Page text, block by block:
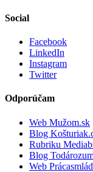
Social
Facebook
LinkedIn
Instagram
Twitter
Odporúčam
Web Mužom.sk
Blog
Rubriku
Blog
Web